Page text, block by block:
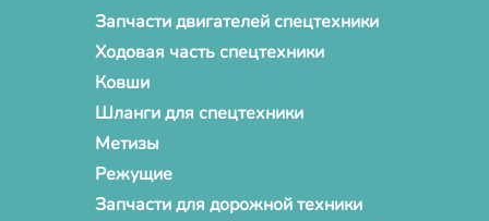
Запчасти двигателей спецтехники
Ходовая часть спецтехники
Ковши
Шланги для спецтехники
Метизы
Режущие
Запчасти для дорожной техники